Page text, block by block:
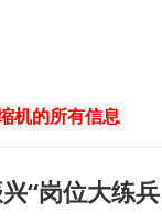
机的所有信息
“岗位大练